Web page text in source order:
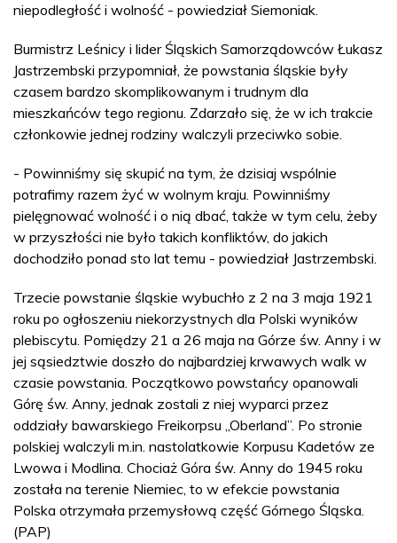
niepodległość i wolność - powiedział Siemoniak.
Burmistrz Leśnicy i lider Śląskich Samorządowców Łukasz
Jastrzembski przypomniał, że powstania śląskie były
czasem bardzo skomplikowanym i trudnym dla
mieszkańców tego regionu. Zdarzało się, że w ich trakcie
członkowie jednej rodziny walczyli przeciwko sobie.
- Powinniśmy się skupić na tym, że dzisiaj wspólnie
potrafimy razem żyć w wolnym kraju. Powinniśmy
pielęgnować wolność i o nią dbać, także w tym celu, żeby
w przyszłości nie było takich konfliktów, do jakich
dochodziło ponad sto lat temu - powiedział Jastrzembski.
Trzecie powstanie śląskie wybuchło z 2 na 3 maja 1921
roku po ogłoszeniu niekorzystnych dla Polski wyników
plebiscytu. Pomiędzy 21 a 26 maja na Górze św. Anny i w
jej sąsiedztwie doszło do najbardziej krwawych walk w
czasie powstania. Początkowo powstańcy opanowali
Górę św. Anny, jednak zostali z niej wyparci przez
oddziały bawarskiego Freikorpsu „Oberland”. Po stronie
polskiej walczyli m.in. nastolatkowie Korpusu Kadetów ze
Lwowa i Modlina. Chociaż Góra św. Anny do 1945 roku
została na terenie Niemiec, to w efekcie powstania
Polska otrzymała przemysłową część Górnego Śląska.
(PAP)